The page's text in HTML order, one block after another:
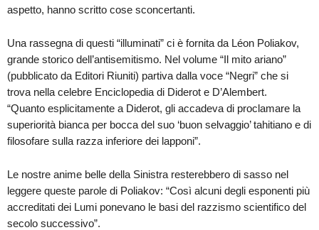
aspetto, hanno scritto cose sconcertanti.
Una rassegna di questi “illuminati” ci è fornita da Léon Poliakov,
grande storico dell’antisemitismo. Nel volume “Il mito ariano”
(pubblicato da Editori Riuniti) partiva dalla voce “Negri” che si
trova nella celebre Enciclopedia di Diderot e D’Alembert.
“Quanto esplicitamente a Diderot, gli accadeva di proclamare la
superiorità bianca per bocca del suo ‘buon selvaggio’ tahitiano e di
filosofare sulla razza inferiore dei lapponi”.
Le nostre anime belle della Sinistra resterebbero di sasso nel
leggere queste parole di Poliakov: “Così alcuni degli esponenti più
accreditati dei Lumi ponevano le basi del razzismo scientifico del
secolo successivo”.